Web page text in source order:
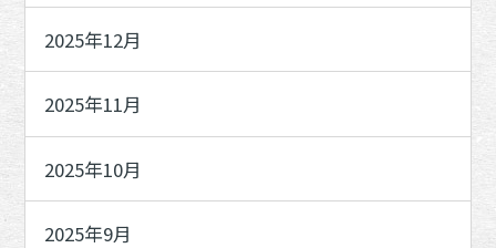
2025年12月
2025年11月
2025年10月
2025年9月